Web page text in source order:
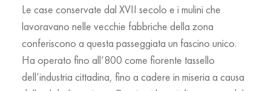
Le case conservate dal XVII secolo e i mulini che
lavoravano nelle vecchie fabbriche della zona
conferiscono a questa passeggiata un fascino unico.
Ha operato fino all’800 come fiorente tassello
dell’industria cittadina, fino a cadere in miseria a causa